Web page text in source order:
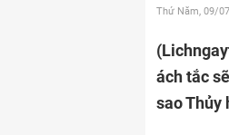
Thứ Năm, 09/
ách tắc
sao Thủy